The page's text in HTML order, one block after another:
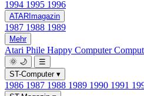
1994 1995 1996
ATARImagazin
1987 1988 1989
Mehr
Atari Phile Happy Computer
🌞 🌙
☰
ST-Computer ▾
1986 1987 1988 1989 1990 1991